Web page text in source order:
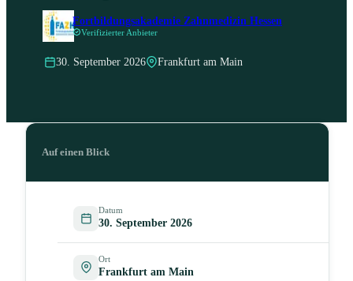
Fortbildungsakademie Zahnmedizin Hessen
Verifizierter Anbieter
30. September 2026 Frankfurt am Main
Auf einen Blick
Datum
30. September 2026
Ort
Frankfurt am Main